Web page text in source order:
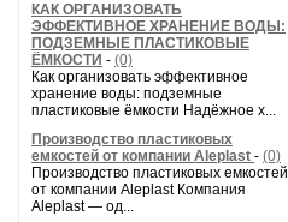
КАК ОРГАНИЗОВАТЬ
ЭФФЕКТИВНОЕ ХРАНЕНИЕ ВОДЫ:
ПОДЗЕМНЫЕ ПЛАСТИКОВЫЕ
ЁМКОСТИ - (0)
Как организовать эффективное
хранение воды: подземные
пластиковые ёмкости Надёжное х...
Производство пластиковых
емкостей от компании Aleplast - (0)
Производство пластиковых емкостей
от компании Aleplast Компания
Aleplast — од...